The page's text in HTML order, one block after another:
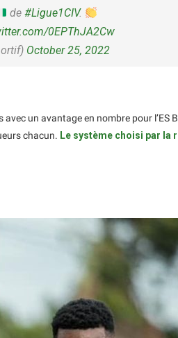
de#Ligue1CIV.
0EPThJA2Cw
October 25, 2022
un avantage en nombre pour l’ES
chacun. Le système choisi par la